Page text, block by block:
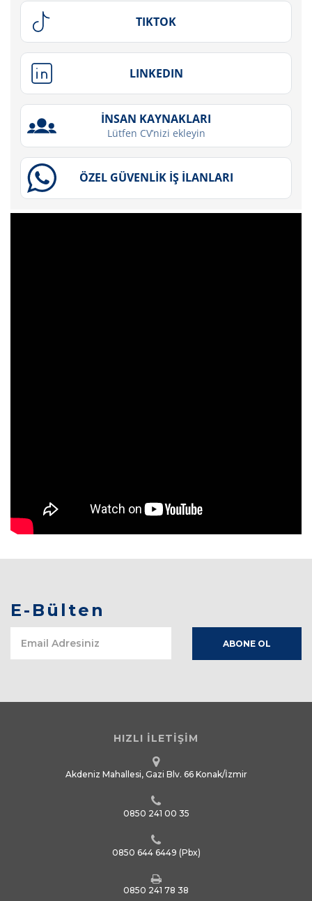
E-Bülten
HIZLI İLETİŞİM
Akdeniz Mahallesi, Gazi Blv. 66 Konak/İzmir
0850 241 00 35
0850 644 6449 (Pbx)
0850 241 78 38